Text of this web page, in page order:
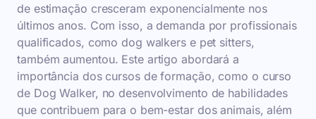
de estimação cresceram exponencialmente nos
últimos anos. Com isso, a demanda por profissionais
qualificados, como dog walkers e pet sitters,
também aumentou. Este artigo abordará a
importância dos cursos de formação, como o curso
de Dog Walker, no desenvolvimento de habilidades
que contribuem para o bem-estar dos animais, além